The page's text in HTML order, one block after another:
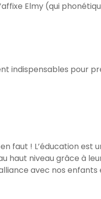
Elmy (qui
indispensables pour
faut ! L’éducation est
niveau grâce à
avec nos